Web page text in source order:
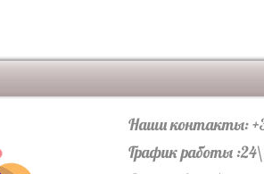
Наши контакты:
График работы